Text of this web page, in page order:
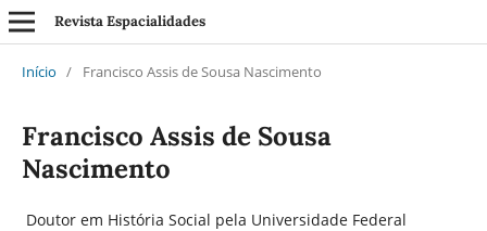
Revista Espacialidades
Início / Francisco Assis de Sousa Nascimento
Francisco Assis de Sousa
Nascimento
Doutor em História Social pela Universidade Federal